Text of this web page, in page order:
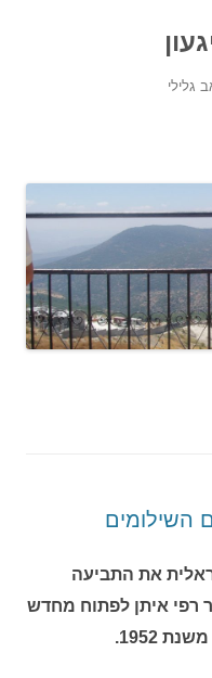
גלילי
השילומים
את התביעה
רפי איתן לפתוח מחדש
1952.